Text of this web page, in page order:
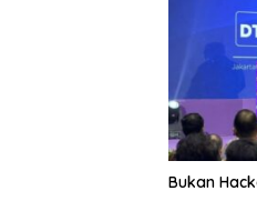
Bukan